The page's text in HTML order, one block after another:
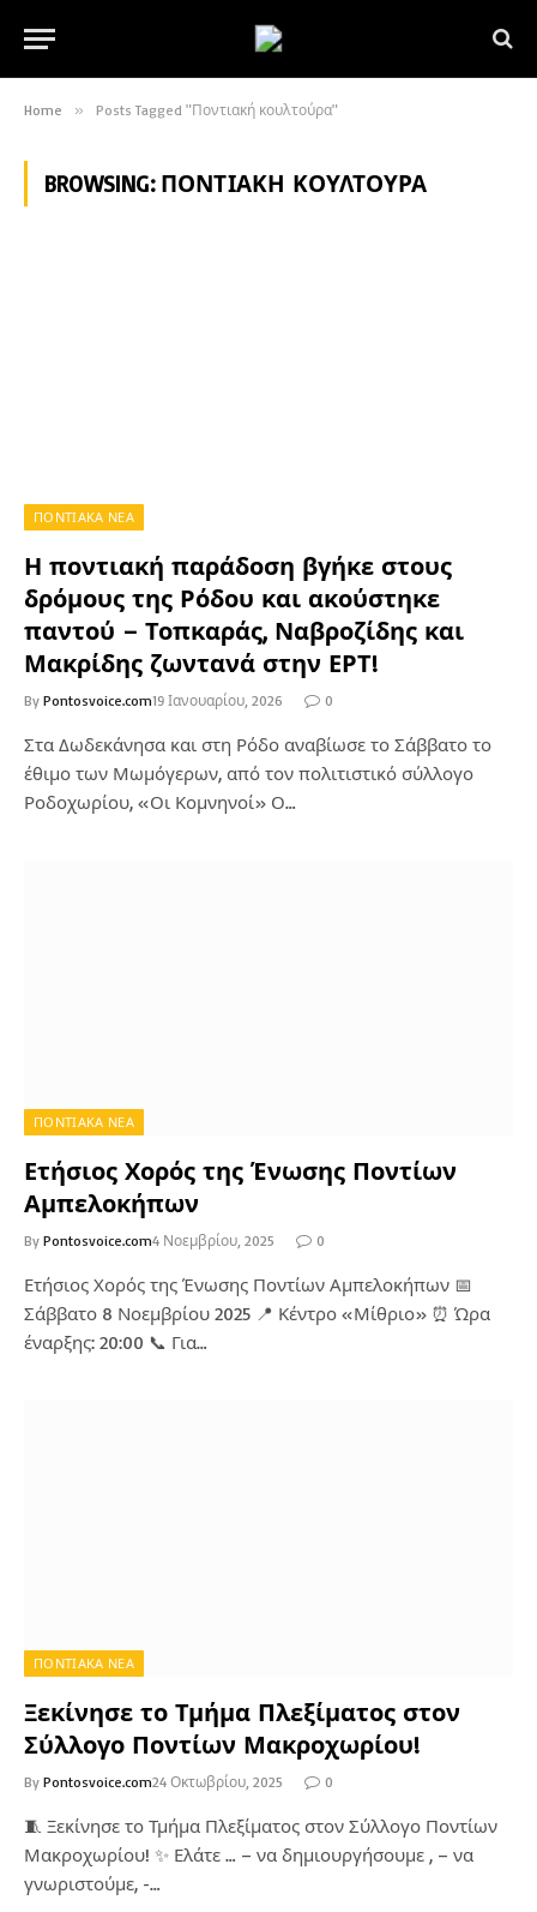
Home » Posts Tagged "Ποντιακή κουλτούρα"
BROWSING: ΠΟΝΤΙΑΚΉ ΚΟΥΛΤΟΎΡΑ
ΠΟΝΤΙΑΚΑ ΝΕΑ
Η ποντιακή παράδοση βγήκε στους
δρόμους της Ρόδου και ακούστηκε
παντού – Τοπκαράς, Ναβροζίδης και
Μακρίδης ζωντανά στην ΕΡΤ!
By Pontosvoice.com19 Ιανουαρίου, 2026 0
Στα Δωδεκάνησα και στη Ρόδο αναβίωσε το Σάββατο το
έθιμο των Μωμόγερων, από τον πολιτιστικό σύλλογο
Ροδοχωρίου, «Οι Κομνηνοί» Ο…
ΠΟΝΤΙΑΚΑ ΝΕΑ
Ετήσιος Χορός της Ένωσης Ποντίων
Αμπελοκήπων
By Pontosvoice.com4 Νοεμβρίου, 2025 0
Ετήσιος Χορός της Ένωσης Ποντίων Αμπελοκήπων 📅
Σάββατο 8 Νοεμβρίου 2025 📍 Κέντρο «Μίθριο» ⏰ Ώρα
έναρξης: 20:00 📞 Για…
ΠΟΝΤΙΑΚΑ ΝΕΑ
Ξεκίνησε το Τμήμα Πλεξίματος στον
Σύλλογο Ποντίων Μακροχωρίου!
By Pontosvoice.com24 Οκτωβρίου, 2025 0
🧵 Ξεκίνησε το Τμήμα Πλεξίματος στον Σύλλογο Ποντίων
Μακροχωρίου! ✨ Ελάτε … – να δημιουργήσουμε , – να
γνωριστούμε, -…